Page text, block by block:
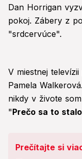
Dan Horrigan
pokoj. Zábery z
"srdcervúce".
V miestnej
Pamela
nikdy v živote
"Prečo sa to
Prečítajte si